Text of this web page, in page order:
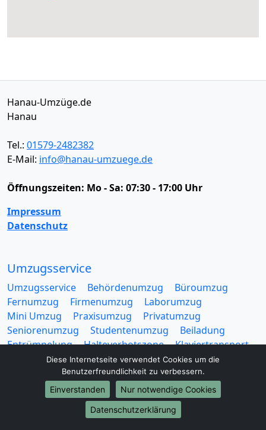
Hanau-Umzüge.de
Hanau
Tel.: 01579-2482382
E-Mail: info@hanau-umzuege.de
Öffnungszeiten: Mo - Sa: 07:30 - 17:00 Uhr
Impressum
Datenschutz
Umzugsservice
Umzugsservice Behördenumzug
Büroumzug
Fernumzug
Firmenumzug
Laborumzug
Mini Umzug
Praxisumzug
Privatumzug
Seniorenumzug
Studentenumzug
Beiladung
Entrümpelung
Halteverbotszone
Klaviertransport
Möbellift
Haushaltsauflösung
Möbeltaxi
Möbelmitfahrzentrale
Umzugskartons
Diese Internetseite verwendet Cookies um die
Benutzerfreundlichkeit zu verbessern.
Einverstanden
Nur notwendige Cookies
Datenschutzerklärung